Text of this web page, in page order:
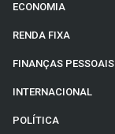
ECONOMIA
RENDA FIXA
FINANÇAS PESSOAIS
INTERNACIONAL
POLÍTICA